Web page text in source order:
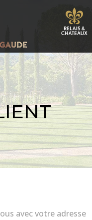
avec votre adresse